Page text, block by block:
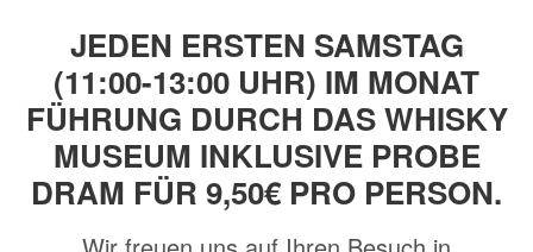
JEDEN ERSTEN SAMSTAG
(11:00-13:00 UHR) IM MONAT
FÜHRUNG DURCH DAS WHISKY
MUSEUM INKLUSIVE PROBE
DRAM FÜR 9,50€ PRO PERSON.